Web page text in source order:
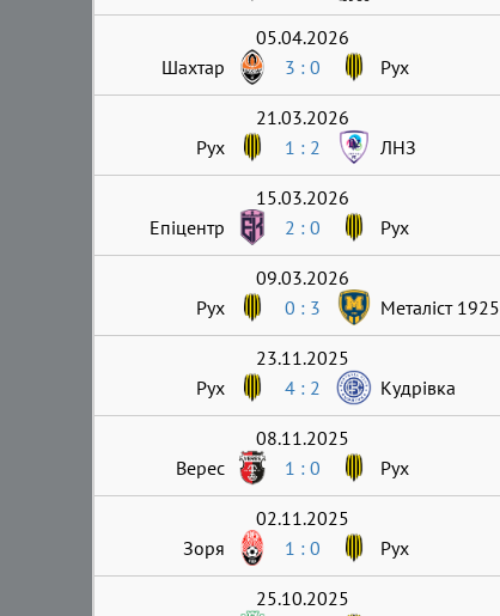
05.04.2026
Шахтар
3 : 0 Рух
21.03.2026
Рух
1 : 2 ЛНЗ
15.03.2026
Епіцентр
2 : 0 Рух
09.03.2026
Рух
0 : 3 Металіст 1925
23.11.2025
Рух
4 : 2 Кудрівка
08.11.2025
Верес
1 : 0 Рух
02.11.2025
Зоря
1 : 0 Рух
25.10.2025